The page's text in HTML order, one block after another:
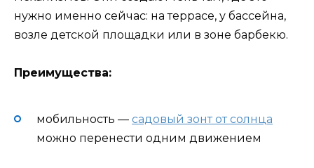
нужно именно сейчас: на террасе, у бассейна,
возле детской площадки или в зоне барбекю.
Преимущества:
мобильность — садовый зонт от солнца
можно перенести одним движением